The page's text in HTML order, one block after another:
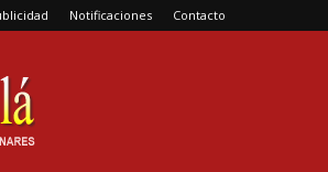
Notificaciones Contacto